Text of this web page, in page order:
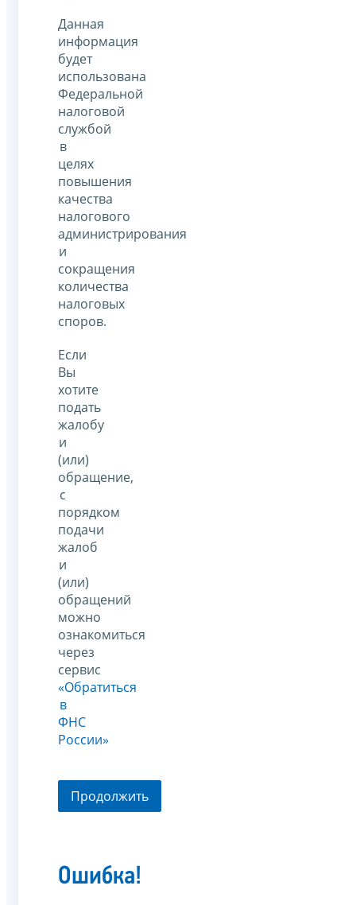
Данная
информация
будет
использована
Федеральной
налоговой
службой
в
целях
повышения
качества
налогового
администрирования
и
сокращения
количества
налоговых
споров.
Если
Вы
хотите
подать
жалобу
и
(или)
обращение,
с
порядком
подачи
жалоб
и
(или)
обращений
можно
ознакомиться
через
сервис
«Обратиться
в
ФНС
России»
Продолжить
Ошибка!